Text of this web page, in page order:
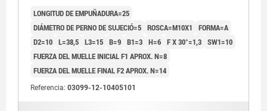
LONGITUD DE EMPUÑADURA=25
DIÁMETRO DE PERNO DE SUJECIÓ=5 ROSCA=M10X1
FORMA=A
D2=10 L=38,5 L3=15 B=9 B1=3 H=6 F X 30°=1,3 SW1=10
FUERZA DEL MUELLE INICIAL F1 APROX. N=8
FUERZA DEL MUELLE FINAL F2 APROX. N=14
Referencia: 03099-12-10405101